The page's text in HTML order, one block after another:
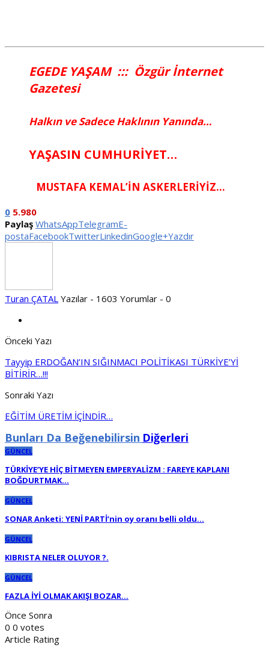
EGEDE YAŞAM ::: Özgür İnternet
Gazetesi
Halkın ve Sadece Haklının Yanında…
YAŞASIN CUMHURİYET…
MUSTAFA KEMAL’İN ASKERLERİYİZ…
0 5.980
Paylaş WhatsAppTelegramE-
postaFacebookTwitterLinkedinGoogle+Yazdır
Turan ÇATAL Yazılar - 1603 Yorumlar - 0
Önceki Yazı
Tayyip ERDOĞAN’IN SIĞINMACI POLİTİKASI TÜRKİYE’Yİ
BİTİRİR…!!!
Sonraki Yazı
EĞİTİM ÜRETİM İÇİNDİR…
Bunları Da Beğenebilirsin Diğerleri
GÜNCEL
TÜRKİYE’YE HİÇ BİTMEYEN EMPERYALİZM : FAREYE KAPLANI
BOĞDURTMAK…
GÜNCEL
SONAR Anketi: YENİ PARTİ’nin oy oranı belli oldu…
GÜNCEL
KIBRISTA NELER OLUYOR ?.
GÜNCEL
FAZLA İYİ OLMAK AKIŞI BOZAR…
Önce Sonra
0 0 votes
Article Rating